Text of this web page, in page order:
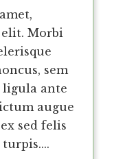
Morbi
sem
ligula ante
augue
sed felis